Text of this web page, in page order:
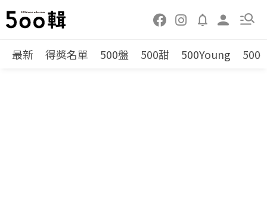
最新 得獎名單 500盤 500甜 500Young 500